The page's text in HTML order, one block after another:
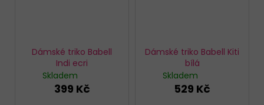
Dámské triko Babell
Indi ecri
Skladem
399 Kč
Dámské triko Babell Kiti
bílá
Skladem
529 Kč